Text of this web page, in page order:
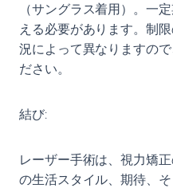
（サングラス着用）。一
える必要があります。制
況によって異なりますの
ださい。
結び:
レーザー手術は、視力矯
の生活スタイル、期待、